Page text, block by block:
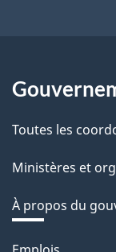
Toutes les
Ministères et
À propos du